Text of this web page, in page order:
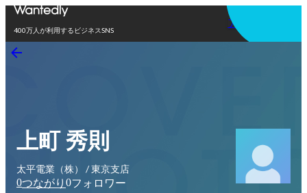
400万人が利用するビジネスSNS
アプリを使う
上町 秀則
太平電業（株） / 東京支店
0つながり 0フォロワー